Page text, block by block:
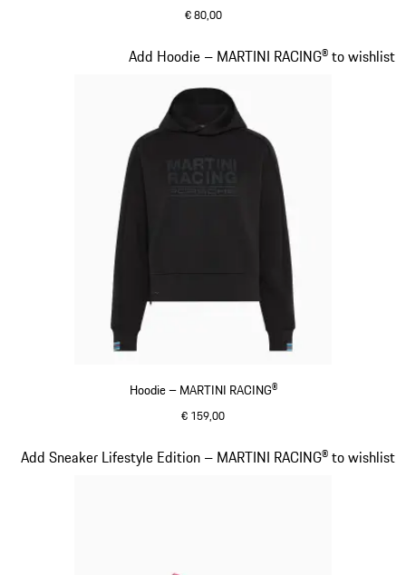
€ 80,00
Hoodie – MARTINI RACING®
€ 159,00
Add Hoodie – MARTINI RACING® to wishlist
Add Sneaker Lifestyle Edition – MARTINI RACING® to wishlist
Slide 14 von 20